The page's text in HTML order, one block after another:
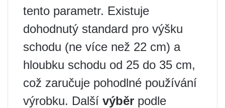
tento parametr. Existuje
dohodnutý standard pro výšku
schodu (ne více než 22 cm) a
hloubku schodu od 25 do 35 cm,
což zaručuje pohodlné používání
výrobku. Další výběr podle